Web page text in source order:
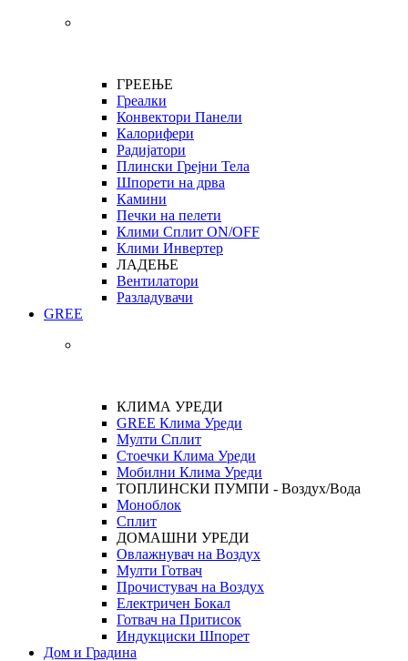
ГРЕЕЊЕ
Греалки
Конвектори Панели
Калорифери
Радијатори
Плински Грејни Тела
Шпорети на дрва
Камини
Печки на пелети
Клими Сплит ON/OFF
Клими Инвертер
ЛАДЕЊЕ
Вентилатори
Разладувачи
GREE
КЛИМА УРЕДИ
GREE Клима Уреди
Мулти Сплит
Стоечки Клима Уреди
Мобилни Клима Уреди
ТОПЛИНСКИ ПУМПИ - Воздух/Вода
Моноблок
Сплит
ДОМАШНИ УРЕДИ
Овлажнувач на Воздух
Мулти Готвач
Прочистувач на Воздух
Електричен Бокал
Готвач на Притисок
Индукциски Шпорет
Дом и Градина